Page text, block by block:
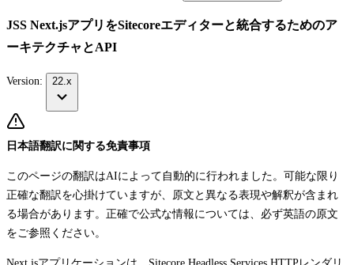
JSS Next.jsアプリをSitecoreエディターと統合するためのア
ーキテクチャとAPI
Version: 22.x
日本語翻訳に関する免責事項
このページの翻訳はAIによって自動的に行われました。可能な限り
正確な翻訳を心掛けていますが、原文と異なる表現や解釈が含まれ
る場合があります。正確で公式な情報については、必ず英語の原文
をご参照ください。